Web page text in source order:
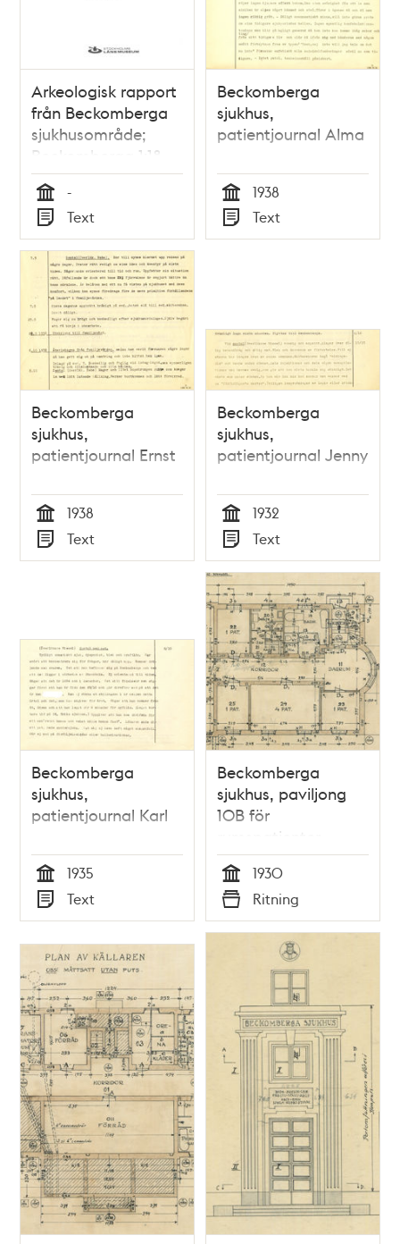
Arkeologisk rapport
från Beckomberga
sjukhusområde;
Beckomberga 1:18
Tid
-
Typ
Text
Beckomberga
sjukhus,
patientjournal Alma
Tid
1938
Typ
Text
Beckomberga
sjukhus,
patientjournal Ernst
Tid
1938
Typ
Text
Beckomberga
sjukhus,
patientjournal Jenny
Tid
1932
Typ
Text
Beckomberga
sjukhus,
patientjournal Karl
Tid
1935
Typ
Text
Beckomberga
sjukhus, paviljong
10B för
rumspatienter,
bottenplan
Tid
1930
Typ
Ritning